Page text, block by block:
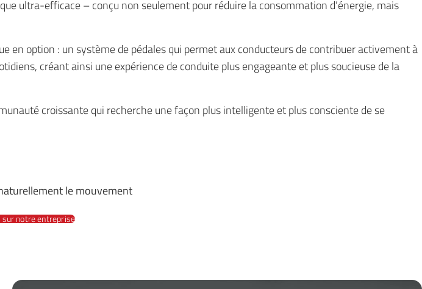
ultra-efficace – conçu non seulement pour réduire la consommation d’énergie, mais
option : un système de pédales qui permet aux conducteurs de contribuer activement à
créant ainsi une expérience de conduite plus engageante et plus soucieuse de la
croissante qui recherche une façon plus intelligente et plus consciente de se
le mouvement
sur notre entreprise